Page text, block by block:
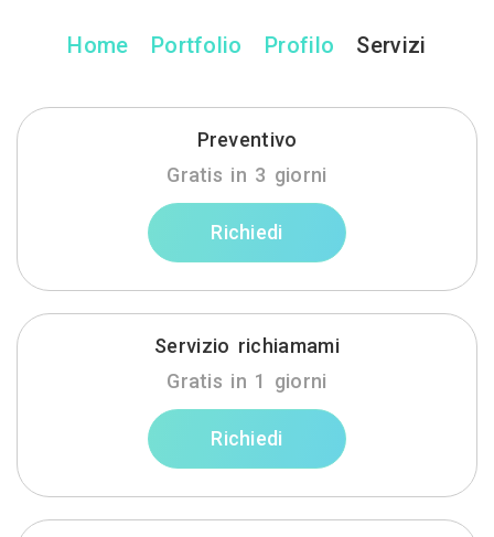
Home Portfolio Profilo Servizi
Preventivo
Gratis in 3 giorni
Richiedi
Servizio richiamami
Gratis in 1 giorni
Richiedi